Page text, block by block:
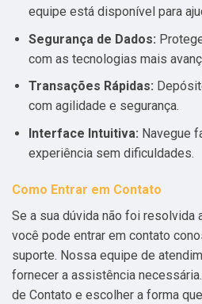
equipe está disponível para
Segurança de Dados:
com as tecnologias mais
Transações Rápidas:
com agilidade e segurança.
Interface Intuitiva: Navegue
experiência sem dificuldades.
Como Entrar em Contato
Se a sua dúvida não foi resolvida
você pode entrar em contato
suporte. Nossa equipe de
fornecer a assistência
de Contato e escolher a forma